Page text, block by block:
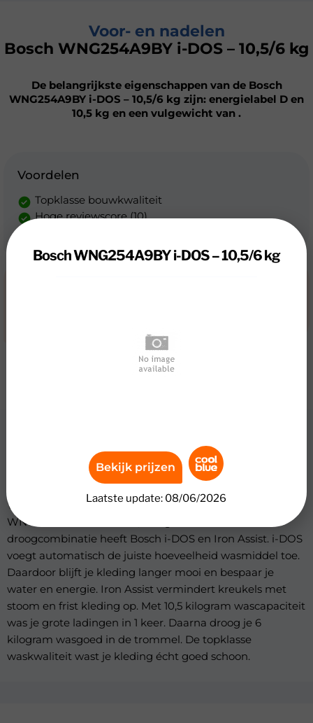
Voor- en nadelen
Bosch WNG254A9BY i-DOS – 10,5/6 kg
De belangrijkste eigenschappen van de Bosch
WNG254A9BY i-DOS – 10,5/6 kg zijn: energielabel D en
10,5 kg en een vulgewicht van .
Voordelen
Topklasse bouwkwaliteit
Hoge reviewscore (10)
Bosch WNG254A9BY i-DOS – 10,5/6
Was grondig en strijk minder met de Bosch
WNG254A9BY i-DOS – 10,5/6 kg. Deze was-
droogcombinatie heeft Bosch i-DOS en Iron Assist. i-DOS
voegt automatisch de juiste hoeveelheid wasmiddel toe.
Daardoor blijft je kleding langer mooi en bespaar je
water en energie. Iron Assist vermindert kreukels met
stoom en frist kleding op. Met 10,5 kilogram wascapaciteit
was je grote ladingen in 1 keer. Daarna droog je 6
kilogram wasgoed in de trommel. De topklasse
waskwaliteit wast je kleding écht goed schoon.
Bosch WNG254A9BY i-DOS – 10,5/6 kg
Bekijk prijzen
Laatste update: 08/06/2026